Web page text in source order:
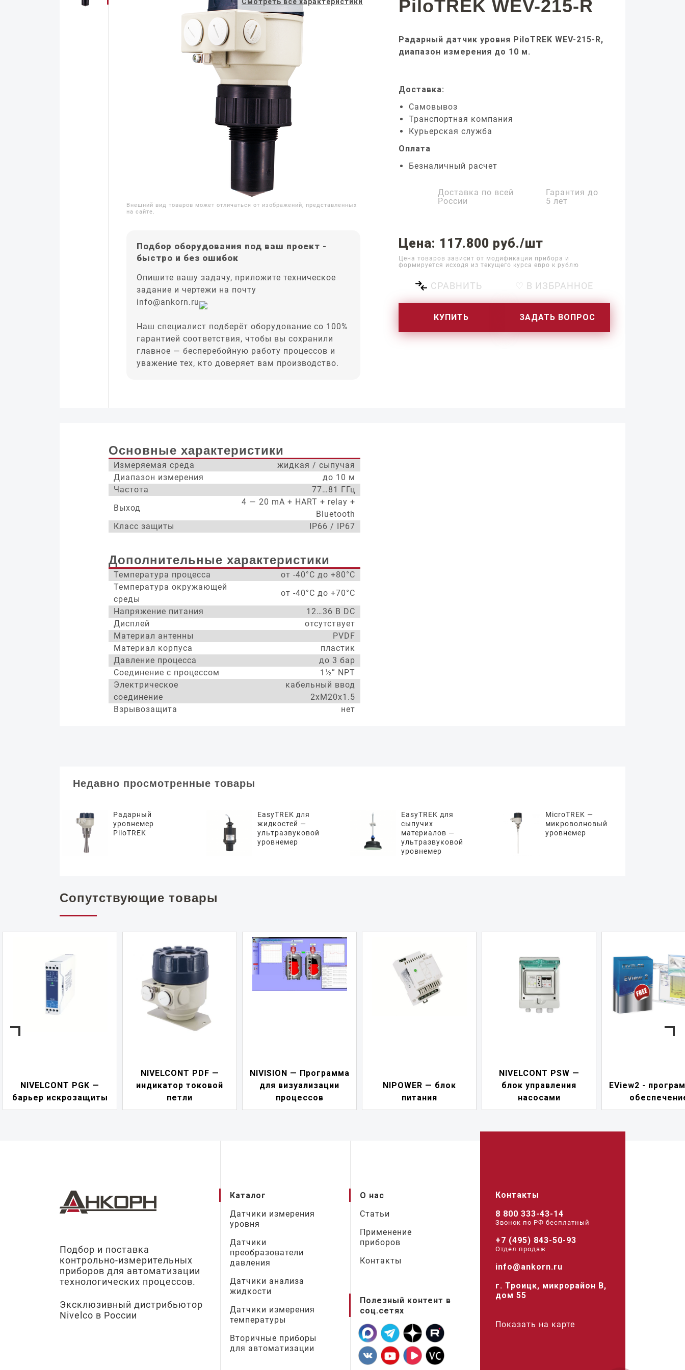
Внешний вид товаров может отличаться от изображений, представленных
на сайте.
Подбор оборудования под ваш проект -
быстро и без ошибок
Опишите вашу задачу, приложите техническое
задание и чертежи на почту
info@ankorn.ru
Наш специалист подберёт оборудование со 100%
гарантией соответствия, чтобы вы сохранили
главное — бесперебойную работу процессов и
уважение тех, кто доверяет вам производство.
PiloTREK WEV-215-R
Радарный датчик уровня PiloTREK WEV-215-R,
диапазон измерения до 10 м.
Доставка:
Самовывоз
Транспортная компания
Курьерская служба
Оплата
Безналичный расчет
Доставка по всей
России
Гарантия до
5 лет
Цена: 117.800 руб./шт
Цена товаров зависит от модификации прибора и
формируется исходя из текущего курса евро к рублю
СРАВНИТЬ ♡ В ИЗБРАННОЕ
КУПИТЬ ЗАДАТЬ ВОПРОС
Основные характеристики
Измеряемая среда
жидкая / сыпучая
Диапазон измерения
до 10 м
Частота
77…81 ГГц
Выход
4 — 20 mA + HART + relay +
Bluetooth
Класс защиты
IP66 / IP67
Дополнительные характеристики
Температура процесса
от -40°С до +80°С
Температура окружающей
среды
от -40°С до +70°С
Напряжение питания
12…36 В DC
Дисплей
отсутствует
Материал антенны
PVDF
Материал корпуса
пластик
Давление процесса
до 3 бар
Соединение с процессом
1½” NPT
Электрическое
соединение
кабельный ввод
2xM20x1.5
Взрывозащита
нет
Недавно просмотренные товары
Радарный
уровнемер
PiloTREK
EasyTREK для
жидкостей —
ультразвуковой
уровнемер
EasyTREK для
сыпучих
материалов —
ультразвуковой
уровнемер
MicroTREK —
микроволновый
уровнемер
Сопутствующие товары
индикатор токовой
петли
NIVISION — Программа
для визуализации
процессов
NIPOWER — блок
питания
блок управления
насосами
EView2 - программное
обеспечение
модуль HART-
Подбор и поставка
контрольно-измерительных
приборов для автоматизации
технологических процессов.
Эксклюзивный дистрибьютор
Nivelco в России
Каталог
Датчики измерения
уровня
Датчики
преобразователи
давления
Датчики анализа
жидкости
Датчики измерения
температуры
Вторичные приборы
для автоматизации
О нас
Статьи
Применение
приборов
Контакты
Полезный контент в
соц.сетях
Контакты
8 800 333-43-14
Звонок по РФ беcплатный
+7 (495) 843-50-93
Отдел продаж
info@ankorn.ru
г. Троицк, микрорайон В,
дом 55
Показать на карте